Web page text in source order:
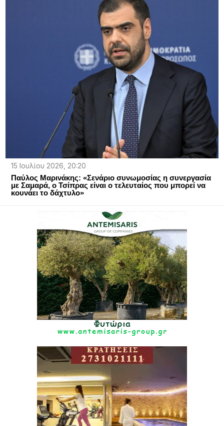
15 Ιουλίου 2026, 20:20
Παύλος Μαρινάκης: «Σενάριο συνωμοσίας η συνεργασία
με Σαμαρά, ο Τσίπρας είναι ο τελευταίος που μπορεί να
κουνάει το δάχτυλο»